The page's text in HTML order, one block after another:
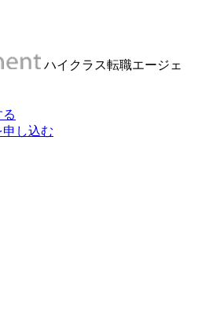
ハイクラス転職エージェ
し込む